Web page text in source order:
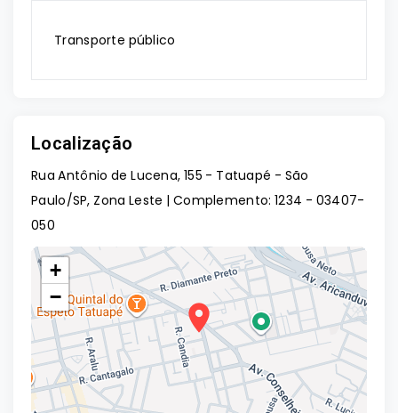
Transporte público
Localização
Rua Antônio de Lucena, 155 - Tatuapé - São
Paulo/SP, Zona Leste | Complemento: 1234 - 03407-
050
+
−